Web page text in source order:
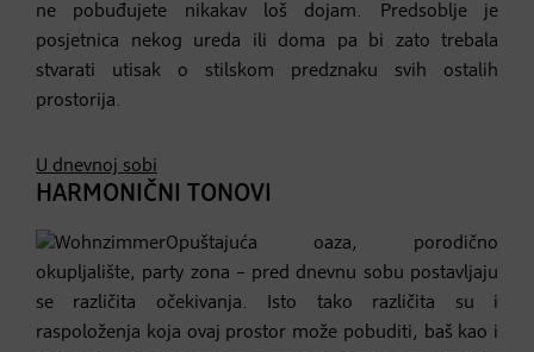
ne pobuđujete nikakav loš dojam. Predsoblje je
posjetnica nekog ureda ili doma pa bi zato trebala
stvarati utisak o stilskom predznaku svih ostalih
prostorija.
U dnevnoj sobi
HARMONIČNI TONOVI
Opuštajuća oaza, porodično
okupljalište, party zona – pred dnevnu sobu postavljaju
se različita očekivanja. Isto tako različita su i
raspoloženja koja ovaj prostor može pobuditi, baš kao i